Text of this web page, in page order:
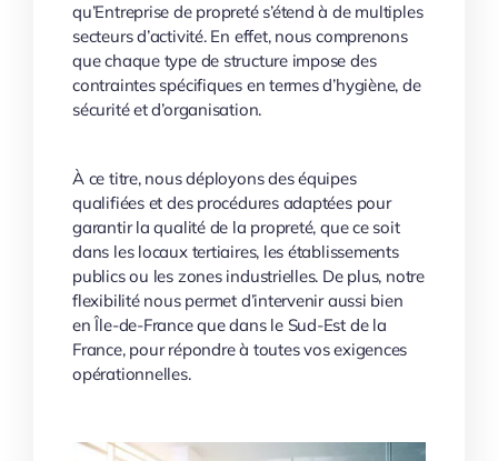
qu’Entreprise de propreté s’étend à de multiples
secteurs d’activité. En effet, nous comprenons
que chaque type de structure impose des
contraintes spécifiques en termes d’hygiène, de
sécurité et d’organisation.
À ce titre, nous déployons des équipes
qualifiées et des procédures adaptées pour
garantir la qualité de la propreté, que ce soit
dans les locaux tertiaires, les établissements
publics ou les zones industrielles. De plus, notre
flexibilité nous permet d’intervenir aussi bien
en Île-de-France que dans le Sud-Est de la
France, pour répondre à toutes vos exigences
opérationnelles.